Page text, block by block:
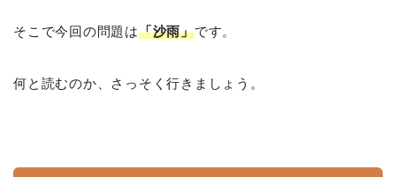
そこで今回の問題は「沙雨」です。
何と読むのか、さっそく行きましょう。